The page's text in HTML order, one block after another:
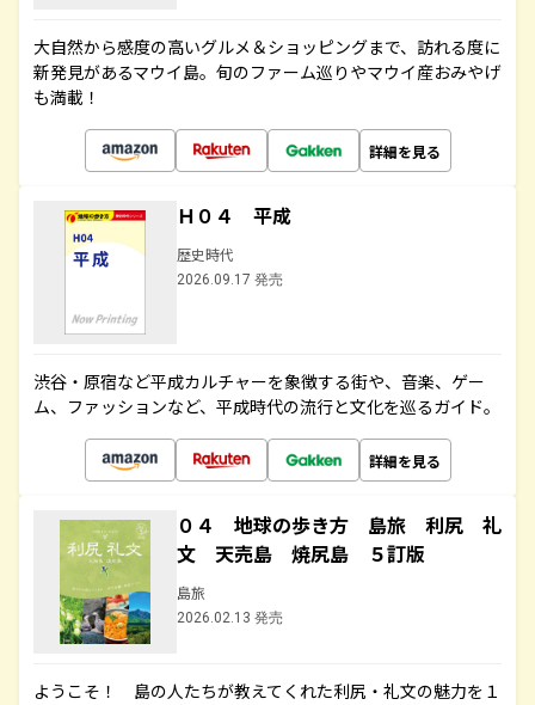
大自然から感度の高いグルメ＆ショッピングまで、訪れる度に
新発見があるマウイ島。旬のファーム巡りやマウイ産おみやげ
も満載！
詳細を見る
Ｈ０４ 平成
歴史時代
2026.09.17 発売
渋谷・原宿など平成カルチャーを象徴する街や、音楽、ゲー
ム、ファッションなど、平成時代の流行と文化を巡るガイド。
詳細を見る
０４ 地球の歩き方 島旅 利尻 礼
文 天売島 焼尻島 ５訂版
島旅
2026.02.13 発売
ようこそ！ 島の人たちが教えてくれた利尻・礼文の魅力を１